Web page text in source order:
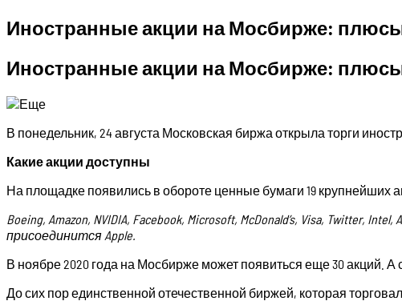
Иностранные акции на Мосбирже:
Иностранные акции на Мосбирже:
В понедельник, 24 августа Московская биржа открыла торги
Какие акции доступны
На площадке появились в обороте ценные бумаги 19 крупнейших
Boeing, Amazon, NVIDIA, Facebook, Microsoft, McDonald’s, Visa, Twitter,
присоединится Apple.
В ноябре 2020 года на Мосбирже может появиться еще 30 акций. А
До сих пор единственной отечественной биржей, которая